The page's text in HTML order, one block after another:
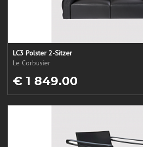
LC3 Polster 2-Sitzer
Le Corbusier
€ 1 849.00